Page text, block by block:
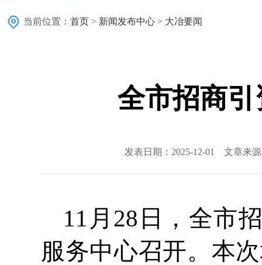
当前位置： 首页 > 新闻发布中心 > 大冶要闻
全市招商
发表日期：2025-12-01 文章来
11月28日，全市
服务中心召开。本